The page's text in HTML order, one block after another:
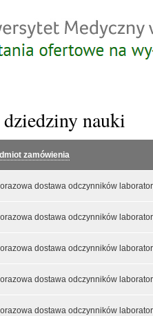
nauki
zamówienia
dostawa odczynników
dostawa odczynników
dostawa odczynników
dostawa odczynników
dostawa odczynników